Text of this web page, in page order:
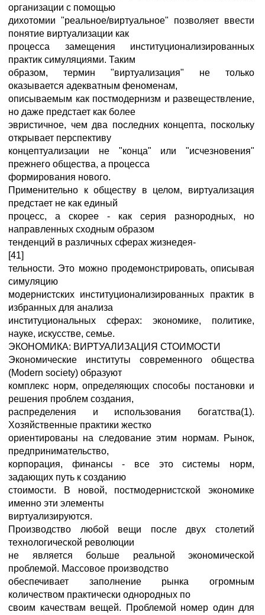
организации с помощью
дихотомии "реальное/виртуальное" позволяет ввести
понятие виртуализации как
процесса замещения институционализированных
практик симуляциями. Таким
образом, термин "виртуализация" не только
оказывается адекватным феноменам,
описываемым как постмодернизм и развеществление,
но даже предстает как более
эвристичное, чем два последних концепта, поскольку
открывает перспективу
концептуализации не "конца" или "исчезновения"
прежнего общества, а процесса
формирования нового.
Применительно к обществу в целом, виртуализация
предстает не как единый
процесс, а скорее - как серия разнородных, но
направленных сходным образом
тенденций в различных сферах жизнедея-
[41]
тельности. Это можно продемонстрировать, описывая
симуляцию
модернистских институционализированных практик в
избранных для анализа
институциональных сферах: экономике, политике,
науке, искусстве, семье.
ЭКОНОМИКА: ВИРТУАЛИЗАЦИЯ СТОИМОСТИ
Экономические институты современного общества
(Modern society) образуют
комплекс норм, определяющих способы постановки и
решения проблем создания,
распределения и использования богатства(1).
Хозяйственные практики жестко
ориентированы на следование этим нормам. Рынок,
предпринимательство,
корпорация, финансы - все это системы норм,
задающих путь к созданию
стоимости. В новой, постмодернистской экономике
именно эти элементы
виртуализируются.
Производство любой вещи после двух столетий
технологической революции
не является больше реальной экономической
проблемой. Массовое производство
обеспечивает заполнение рынка огромным
количеством практически однородных по
своим качествам вещей. Проблемой номер один для